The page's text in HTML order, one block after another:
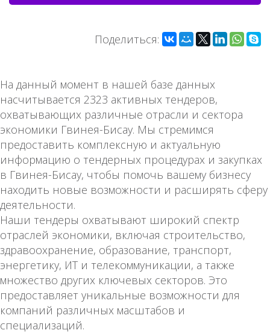
Поделиться:
На данный момент в нашей базе данных
насчитывается 2323 активных тендеров,
охватывающих различные отрасли и сектора
экономики Гвинея-Бисау. Мы стремимся
предоставить комплексную и актуальную
информацию о тендерных процедурах и закупках
в Гвинея-Бисау, чтобы помочь вашему бизнесу
находить новые возможности и расширять сферу
деятельности.
Наши тендеры охватывают широкий спектр
отраслей экономики, включая строительство,
здравоохранение, образование, транспорт,
энергетику, ИТ и телекоммуникации, а также
множество других ключевых секторов. Это
предоставляет уникальные возможности для
компаний различных масштабов и
специализаций.